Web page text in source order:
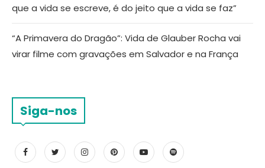
que a vida se escreve, é do jeito que a vida se faz”
“A Primavera do Dragão”: Vida de Glauber Rocha vai
virar filme com gravações em Salvador e na França
Siga-nos